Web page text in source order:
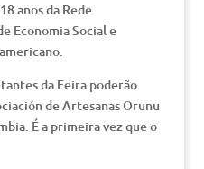
anos da Rede
Economia Social e
da Feira poderão
de Artesanas Orunu
É a primeira vez que o